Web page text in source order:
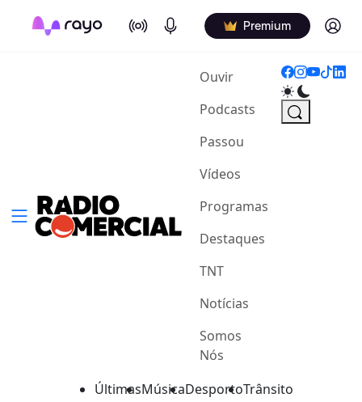
On Air Podcasts Premium Log in
Ouvir(current)
Podcasts
Passou
Vídeos
Programas
Destaques
TNT
Notícias
Somos
Nós
ÚltimasMúsicaDesportoTrânsito